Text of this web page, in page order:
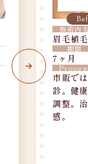
施術内
眉毛植
期間
7ヶ月
市販で
診。健
調整。
感。